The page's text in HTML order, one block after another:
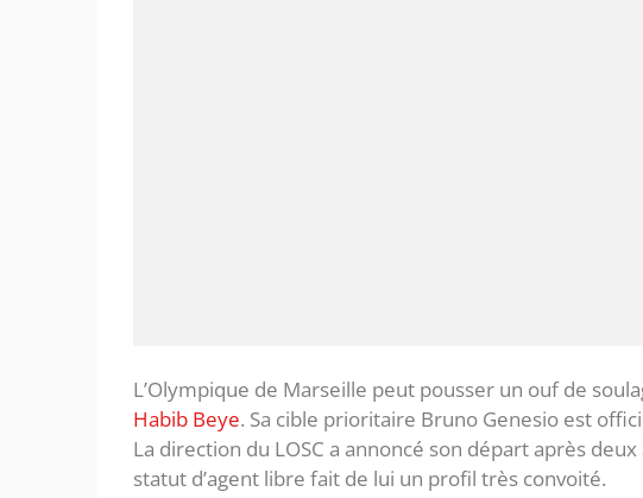
L’Olympique de Marseille peut pousser un ouf de
Habib Beye. Sa cible prioritaire Bruno Genesio est
La direction du LOSC a annoncé son départ après
statut d’agent libre fait de lui un profil très convoité.